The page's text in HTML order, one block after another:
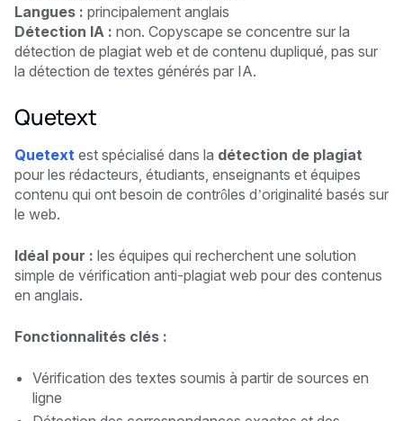
Langues : principalement anglais
Détection IA : non. Copyscape se concentre sur la
détection de plagiat web et de contenu dupliqué, pas sur
la détection de textes générés par IA.
Quetext
Quetext est spécialisé dans la détection de plagiat
pour les rédacteurs, étudiants, enseignants et équipes
contenu qui ont besoin de contrôles d’originalité basés sur
le web.
Idéal pour : les équipes qui recherchent une solution
simple de vérification anti-plagiat web pour des contenus
en anglais.
Fonctionnalités clés :
Vérification des textes soumis à partir de sources en
ligne